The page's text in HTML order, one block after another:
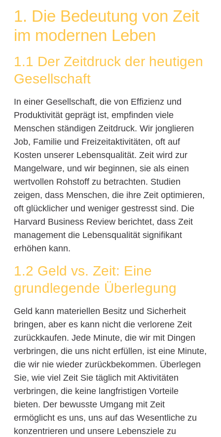
1. Die Bedeutung von Zeit
im modernen Leben
1.1 Der Zeitdruck der heutigen
Gesellschaft
In einer Gesellschaft, die von Effizienz und
Produktivität geprägt ist, empfinden viele
Menschen ständigen Zeitdruck. Wir jonglieren
Job, Familie und Freizeitaktivitäten, oft auf
Kosten unserer Lebensqualität. Zeit wird zur
Mangelware, und wir beginnen, sie als einen
wertvollen Rohstoff zu betrachten. Studien
zeigen, dass Menschen, die ihre Zeit optimieren,
oft glücklicher und weniger gestresst sind. Die
Harvard Business Review berichtet, dass Zeit
management die Lebensqualität signifikant
erhöhen kann.
1.2 Geld vs. Zeit: Eine
grundlegende Überlegung
Geld kann materiellen Besitz und Sicherheit
bringen, aber es kann nicht die verlorene Zeit
zurückkaufen. Jede Minute, die wir mit Dingen
verbringen, die uns nicht erfüllen, ist eine Minute,
die wir nie wieder zurückbekommen. Überlegen
Sie, wie viel Zeit Sie täglich mit Aktivitäten
verbringen, die keine langfristigen Vorteile
bieten. Der bewusste Umgang mit Zeit
ermöglicht es uns, uns auf das Wesentliche zu
konzentrieren und unsere Lebensziele zu